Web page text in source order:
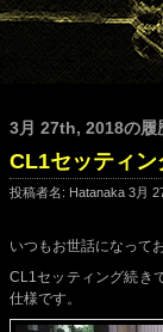
3月 27th, 2018の履
CL1セッティン
投稿者名: Hatanaka 3月
いつもお世話になって
CL1セッティング続き
仕様です。